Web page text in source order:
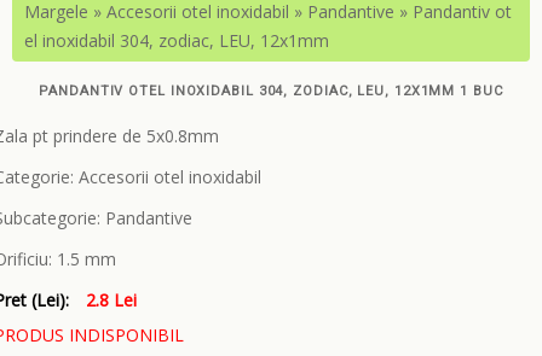
Margele » Accesorii otel inoxidabil » Pandantive » Pandantiv ot
el inoxidabil 304, zodiac, LEU, 12x1mm
PANDANTIV OTEL INOXIDABIL 304, ZODIAC, LEU, 12X1MM 1 BUC
pt prindere de 5x0.8mm
Accesorii otel inoxidabil
Pandantive
1.5 mm
(Lei):
2.8 Lei
INDISPONIBIL